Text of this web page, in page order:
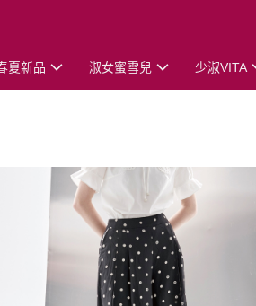
夏新品 淑女蜜雪兒 少淑VITA